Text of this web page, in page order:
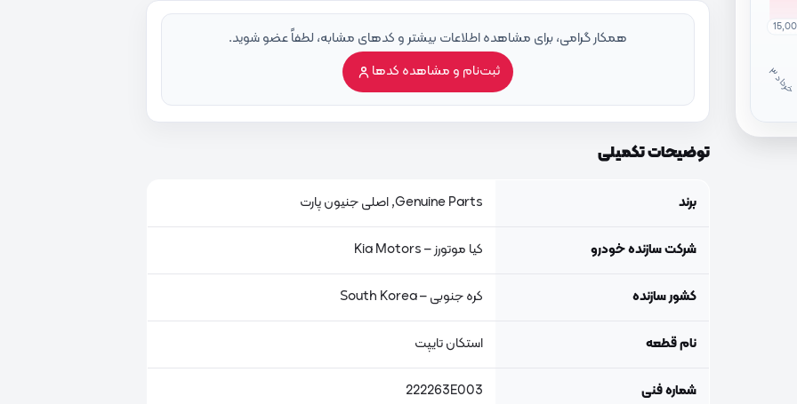
خ
ر
داد
۳
همکار گرامی، برای مشاهده اطلاعات بیشتر و کدهای مشابه، لطفاً عضو شوید.
ثبت‌نام و مشاهده کدها
توضیحات تکمیلی
برند Genuine Parts, اصلی جنیون پارت
شرکت سازنده خودرو کیا موتورز – Kia Motors
کشور سازنده کره جنوبی – South Korea
نام قطعه استکان تایپت
شماره فنی 222263E003